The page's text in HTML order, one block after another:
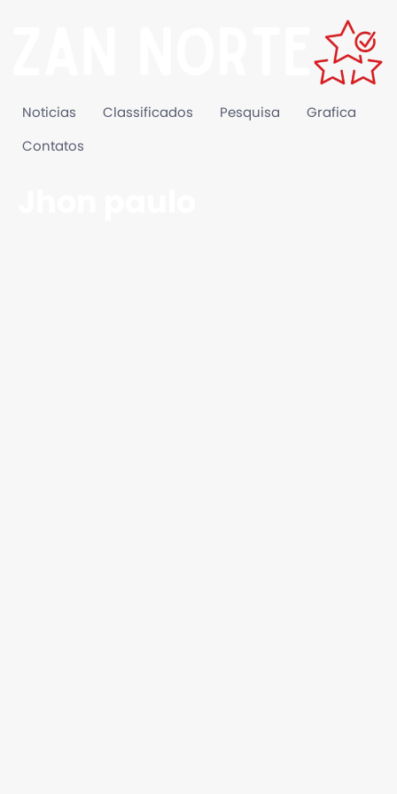
Noticias Classificados Pesquisa Grafica
Contatos